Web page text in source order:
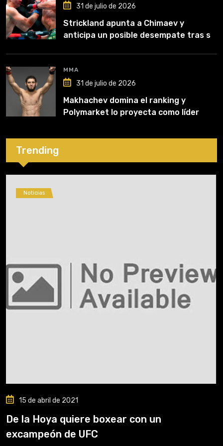
31 de julio de 2026
Strickland apunta a Chimaev y
anticipa un posible desempate tras su
MMA
31 de julio de 2026
Makhachev domina el ranking y
Polymarket lo proyecta como líder
Trending
Noticias
15 de abril de 2021
De la Hoya quiere boxear con un
excampeón de UFC